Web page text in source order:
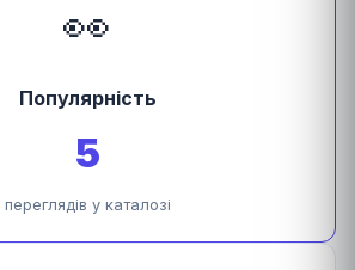
👀
Популярність
5
переглядів у каталозі